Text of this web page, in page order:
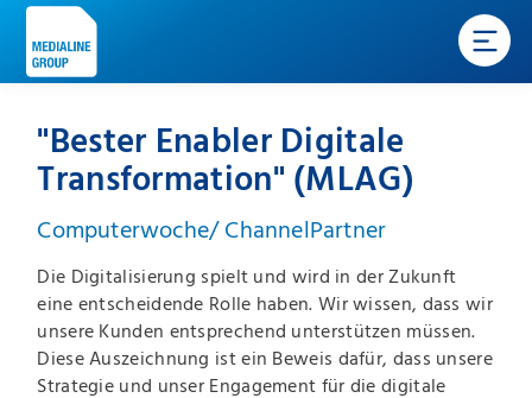
"Bester Enabler Digitale
Transformation" (MLAG)
Computerwoche/ ChannelPartner
Die Digitalisierung spielt und wird in der Zukunft
eine entscheidende Rolle haben. Wir wissen, dass wir
unsere Kunden entsprechend unterstützen müssen.
Diese Auszeichnung ist ein Beweis dafür, dass unsere
Strategie und unser Engagement für die digitale